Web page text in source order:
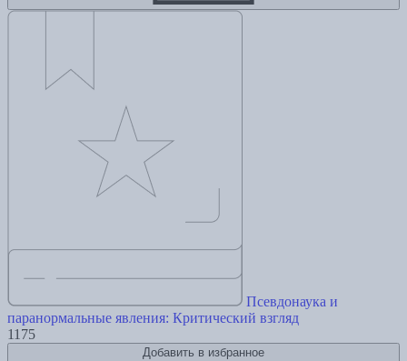
Псевдонаука и
паранормальные явления: Критический взгляд
1175
Добавить в избранное